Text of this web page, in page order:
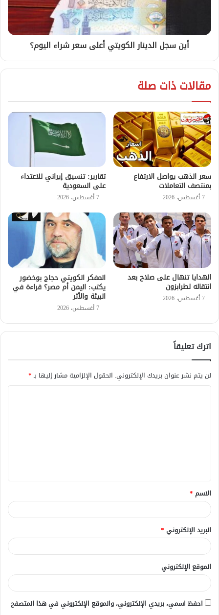
أين سجل الدينار الكويتي أعلى سعر شراء اليوم؟
مقالات ذات صلة
سعر الذهب يواصل الارتفاع
بمنتصف التعاملات
7 أغسطس، 2026
تقارير: تنسيق إيراني للاعتداء
على السعودية
7 أغسطس، 2026
الهدايا تنهال على صلاح بعد
انتقاله لطرابزون
7 أغسطس، 2026
المفكر الكويتي حجاج بوخضور
يكتب: اليمن أم مصر؟ قراءة في
البيئة والأثر
7 أغسطس، 2026
اترك تعليقاً
لن يتم نشر عنوان بريدك الإلكتروني. الحقول الإلزامية مشار إليها بـ*
ق
*
الاسم *
البريد الإلكتروني *
الموقع الإلكتروني
احفظ اسمي، بريدي الإلكتروني، والموقع الإلكتروني في هذا المتصفح